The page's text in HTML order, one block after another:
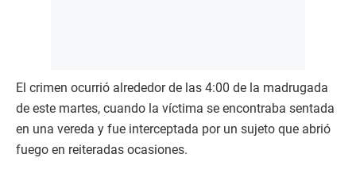
El crimen ocurrió alrededor de las 4:00 de la madrugada
de este martes, cuando la víctima se encontraba sentada
en una vereda y fue interceptada por un sujeto que abrió
fuego en reiteradas ocasiones.